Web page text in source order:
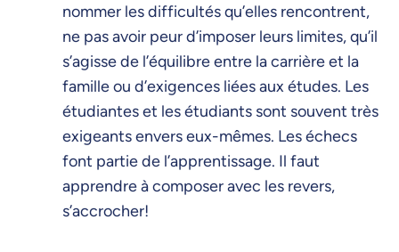
nommer les difficultés qu’elles rencontrent,
ne pas avoir peur d’imposer leurs limites, qu’il
s’agisse de l’équilibre entre la carrière et la
famille ou d’exigences liées aux études. Les
étudiantes et les étudiants sont souvent très
exigeants envers eux-mêmes. Les échecs
font partie de l’apprentissage. Il faut
apprendre à composer avec les revers,
s’accrocher!